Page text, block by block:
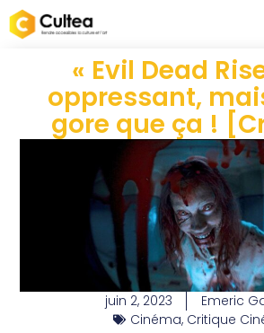
« Evil Dead
oppressant,
gore que ça !
juin 2, 2023
Emeric
Cinéma, Critique